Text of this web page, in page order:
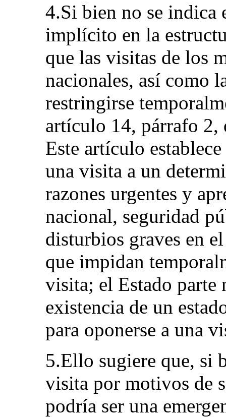
4.Si bien no se indica
implícito en la
que las visitas de los
nacionales, así como
restringirse
artículo 14, párrafo
Este artículo
una visita a un
razones urgentes y
nacional, seguridad
disturbios graves en
que impidan
visita; el Estado parte
existencia de un
para oponerse a una
5.Ello sugiere que, si
visita por motivos de
podría ser una